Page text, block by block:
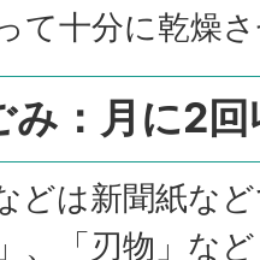
て十分に乾燥
み：月に2回
どは新聞紙な
、「刃物」な